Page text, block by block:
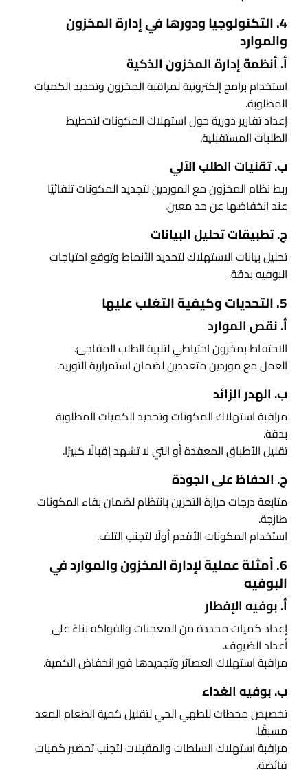
4. التكنولوجيا ودورها في إدارة المخزون
والموارد
أ. أنظمة إدارة المخزون الذكية
استخدام برامج إلكترونية لمراقبة المخزون وتحديد الكميات
المطلوبة.
إعداد تقارير دورية حول استهلاك المكونات لتخطيط
الطلبات المستقبلية.
ب. تقنيات الطلب الآلي
ربط نظام المخزون مع الموردين لتجديد المكونات تلقائيًا
عند انخفاضها عن حد معين.
ج. تطبيقات تحليل البيانات
تحليل بيانات الاستهلاك لتحديد الأنماط وتوقع احتياجات
البوفيه بدقة.
5. التحديات وكيفية التغلب عليها
أ. نقص الموارد
الاحتفاظ بمخزون احتياطي لتلبية الطلب المفاجئ.
العمل مع موردين متعددين لضمان استمرارية التوريد.
ب. الهدر الزائد
مراقبة استهلاك المكونات وتحديد الكميات المطلوبة
بدقة.
تقليل الأطباق المعقدة أو التي لا تشهد إقبالًا كبيرًا.
ج. الحفاظ على الجودة
متابعة درجات حرارة التخزين بانتظام لضمان بقاء المكونات
طازجة.
استخدام المكونات الأقدم أولًا لتجنب التلف.
6. أمثلة عملية لإدارة المخزون والموارد في
البوفيه
أ. بوفيه الإفطار
إعداد كميات محددة من المعجنات والفواكه بناءً على
أعداد الضيوف.
مراقبة استهلاك العصائر وتجديدها فور انخفاض الكمية.
ب. بوفيه الغداء
تخصيص محطات للطهي الحي لتقليل كمية الطعام المعد
مسبقًا.
مراقبة استهلاك السلطات والمقبلات لتجنب تحضير كميات
فائضة.